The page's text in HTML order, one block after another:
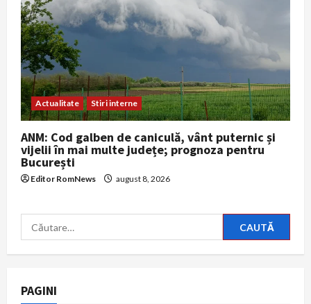
Actualitate Stiri interne
ANM: Cod galben de caniculă, vânt puternic și
vijelii în mai multe județe; prognoza pentru
București
Editor RomNews august 8, 2026
Caută
după:
PAGINI